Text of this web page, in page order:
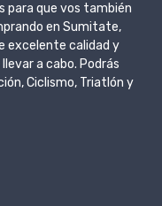
para que vos también
en Sumitate,
excelente calidad y
a cabo. Podrás
Ciclismo, Triatlón y